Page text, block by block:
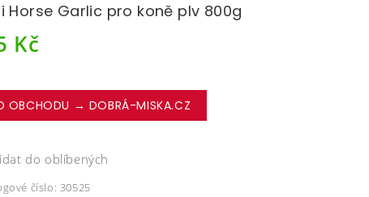
Horse Garlic pro koně plv 800g
Kč
OBCHODU → DOBRÁ-MISKA.CZ
do oblíbených
číslo: 30525